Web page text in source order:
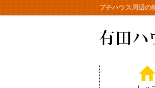
プチハウス周辺の